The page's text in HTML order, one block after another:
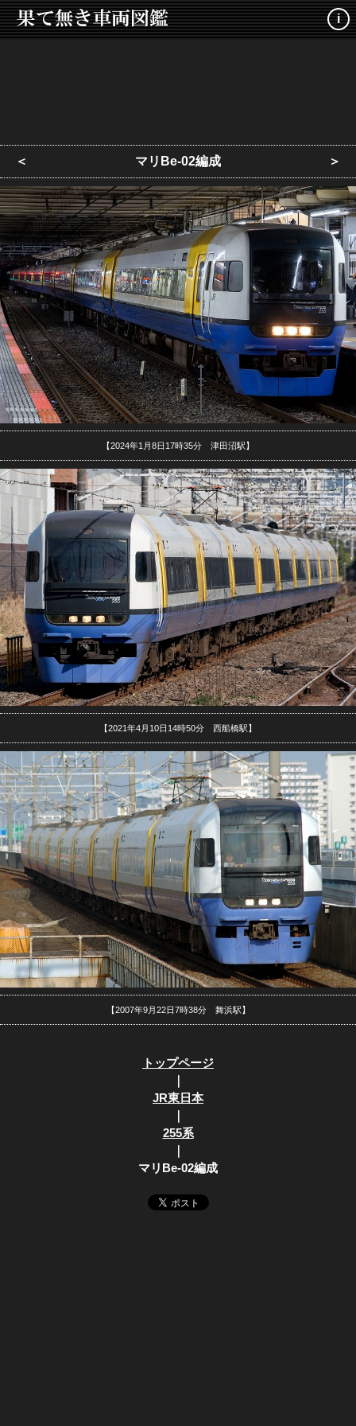
i
＜ マリBe-02編成 ＞
【2024年1月8日17時35分 津田沼駅】
【2021年4月10日14時50分 西船橋駅】
【2007年9月22日7時38分 舞浜駅】
トップページ
｜
JR東日本
｜
255系
｜
マリBe-02編成